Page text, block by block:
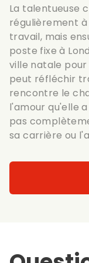
La talentueuse
régulièrement
travail, mais
poste fixe à
ville natale
peut réfléchir
rencontre le
l'amour qu'elle
pas
sa carrière ou